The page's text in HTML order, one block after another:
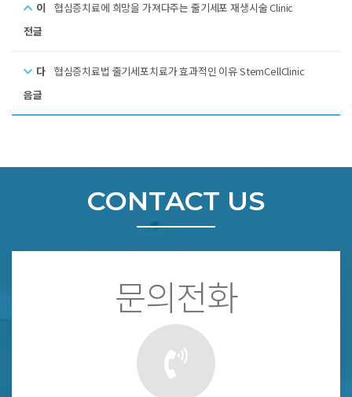
이
전글
협심증치료에 희망을 가져다주는 줄기세포 재생시술 Clinic
다
음글
협심증치료법 줄기세포치료가 효과적인 이유 StemCellClinic
CONTACT US
문의전화